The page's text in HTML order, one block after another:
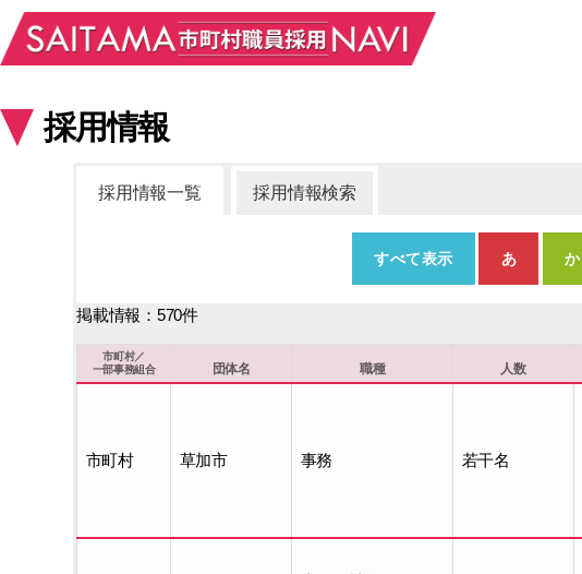
採用情報
採用情報一覧 採用情報検索
すべて表示 あ か
市町村/一部事務組合
掲載情報：570件
市町村／
一部事務組合
団体名 職種 人数
市町村 草加市 事務 若干名